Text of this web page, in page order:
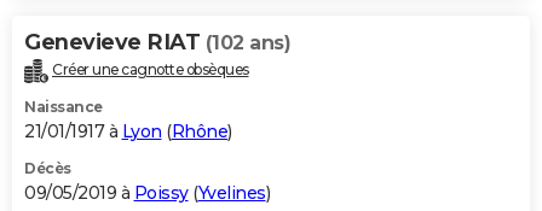
Genevieve RIAT (102 ans)
Créer une cagnotte obsèques
Naissance
21/01/1917 à Lyon (Rhône)
Décès
09/05/2019 à Poissy(Yvelines)